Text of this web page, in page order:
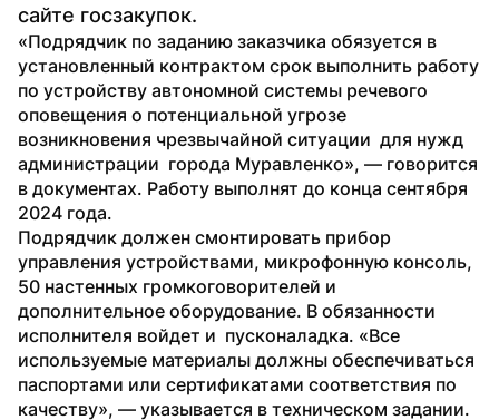
сайте госзакупок.
«Подрядчик по заданию заказчика обязуется в
установленный контрактом срок выполнить работу
по устройству автономной системы речевого
оповещения о потенциальной угрозе
возникновения чрезвычайной ситуации  для нужд
администрации  города Муравленко», — говорится
в документах. Работу выполнят до конца сентября
2024 года.
Подрядчик должен смонтировать прибор
управления устройствами, микрофонную консоль,
50 настенных громкоговорителей и
дополнительное оборудование. В обязанности
исполнителя войдет и  пусконаладка. «Все
используемые материалы должны обеспечиваться
паспортами или сертификатами соответствия по
качеству», — указывается в техническом задании.